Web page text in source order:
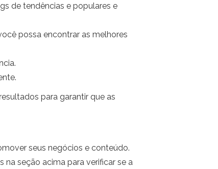
de tendências e populares e
possa encontrar as melhores
para garantir que as
seus negócios e conteúdo.
na seção acima para verificar se a